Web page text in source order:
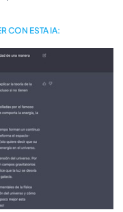
CON ESTA IA: